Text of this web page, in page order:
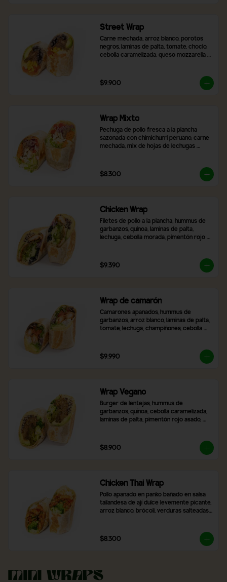
Street Wrap
Carne mechada, arroz blanco, porotos
negros, laminas de palta, tomate, choclo,
cebolla caramelizada, queso mozzarella y
$9.900
Wrap Mixto
Pechuga de pollo fresca a la plancha
sazonada con chimichurri peruano, carne
mechada, mix de hojas de lechugas
elección.
$8.300
Chicken Wrap
Filetes de pollo a la plancha, hummus de
garbanzos, quinoa, laminas de palta,
lechuga, cebolla morada, pimentón rojo
$9.390
Wrap de camarón
Camarones apanados, hummus de
garbanzos, arroz blanco, láminas de palta,
tomate, lechuga, champiñones, cebolla
$9.990
Wrap Vegano
Burger de lentejas, hummus de
garbanzos, quínoa, cebolla caramelizada,
laminas de palta, pimentón rojo asado,
$8.900
Chicken Thai Wrap
Pollo apanado en panko bañado en salsa
tailandesa de ají dulce levemente picante,
arroz blanco, brócoli, verduras salteadas
$8.300
Mini Wraps